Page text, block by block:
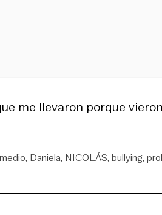
me llevaron porque
medio Daniela NICOLÁS bullying